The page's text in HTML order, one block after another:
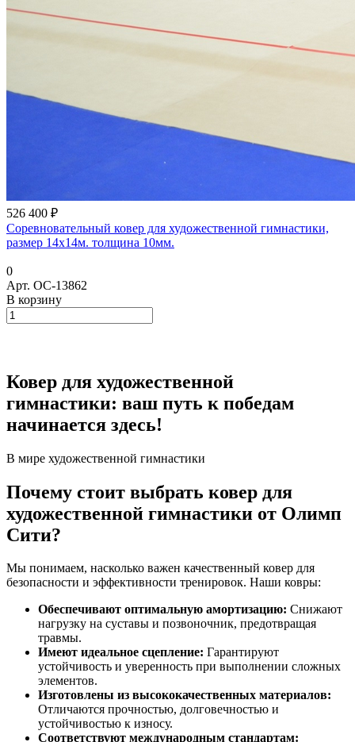
526 400 ₽
Соревновательный ковер для художественной гимнастики,
размер 14х14м. толщина 10мм.
0
Арт. ОС-13862
В корзину
Ковер для художественной
гимнастики: ваш путь к победам
начинается здесь!
В мире художественной гимнастики
Почему стоит выбрать ковер для
художественной гимнастики от Олимп
Сити?
Мы понимаем, насколько важен качественный ковер для
безопасности и эффективности тренировок. Наши ковры:
Обеспечивают оптимальную амортизацию: Снижают
нагрузку на суставы и позвоночник, предотвращая
травмы.
Имеют идеальное сцепление: Гарантируют
устойчивость и уверенность при выполнении сложных
элементов.
Изготовлены из высококачественных материалов:
Отличаются прочностью, долговечностью и
устойчивостью к износу.
Соответствуют международным стандартам: